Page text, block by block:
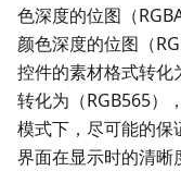
色深度的位图（
颜色深度的位图（
控件的素材格式转
转化为（RGB565）
模式下，尽可能的保
界面在显示时的清晰